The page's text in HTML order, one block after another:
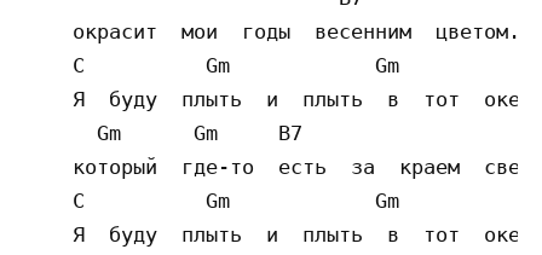
    окрасит  мои  годы  весенним  цветом.
    C          Gm            Gm
Я  буду  плыть  и  плыть  в  тот
      Gm      Gm     B7
который  где-то  есть  за  краем
    C          Gm            Gm
Я  буду  плыть  и  плыть  в  тот